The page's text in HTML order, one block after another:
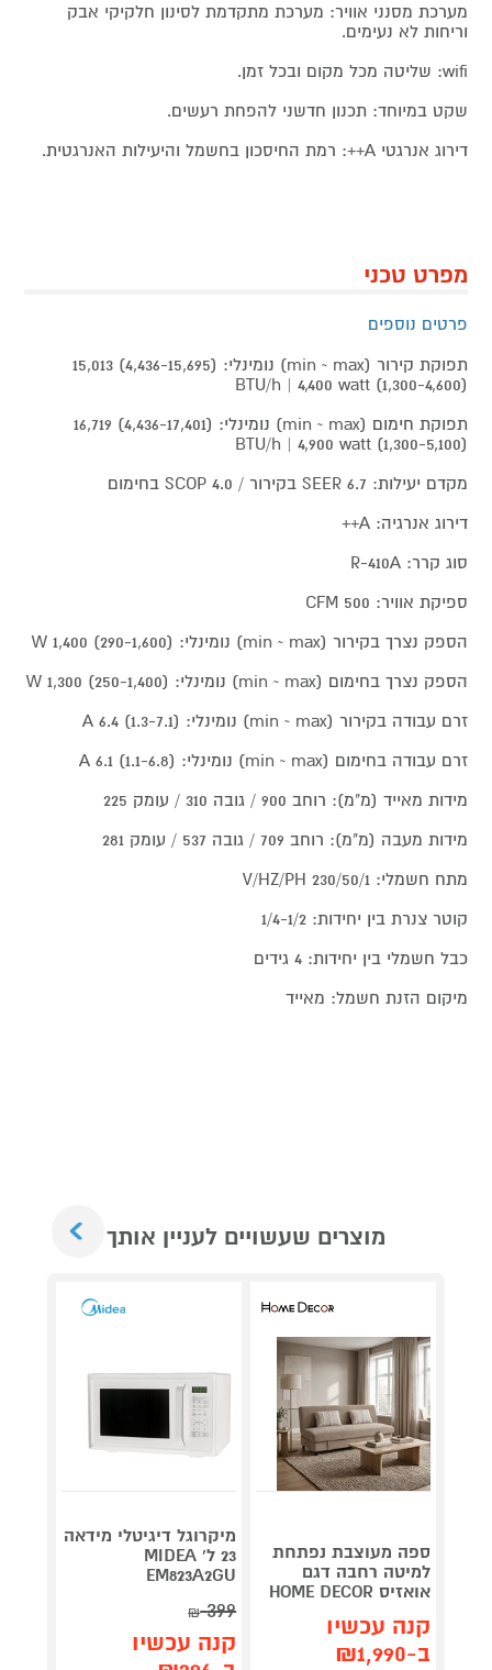
מערכת מסנני אוויר: מערכת מתקדמת לסינון חלקיקי אבק
וריחות לא נעימים.
wifi: שליטה מכל מקום ובכל זמן.
שקט במיוחד: תכנון חדשני להפחת רעשים.
דירוג אנרגטי A++: רמת החיסכון בחשמל והיעילות האנרגטית.
מפרט טכני
פרטים נוספים
תפוקת קירור (min ~ max) נומינלי: (4,436-15,695) 15,013
BTU/h | 4,400 watt (1,300-4,600)
תפוקת חימום (min ~ max) נומינלי: (4,436-17,401) 16,719
BTU/h | 4,900 watt (1,300-5,100)
מקדם יעילות: 6.7 SEER בקירור / 4.0 SCOP בחימום
דירוג אנרגיה: A++
סוג קרר: R-410A
ספיקת אוויר: 500 CFM
הספק נצרך בקירור (min ~ max) נומינלי: (290-1,600) 1,400 W
הספק נצרך בחימום (min ~ max) נומינלי: (250-1,400) 1,300 W
זרם עבודה בקירור (min ~ max) נומינלי: (1.3-7.1) 6.4 A
זרם עבודה בחימום (min ~ max) נומינלי: (1.1-6.8) 6.1 A
מידות מאייד (מ"מ): רוחב 900 / גובה 310 / עומק 225
מידות מעבה (מ"מ): רוחב 709 / גובה 537 / עומק 281
מתח חשמלי: 230/50/1 V/HZ/PH
קוטר צנרת בין יחידות: 1/4-1/2
כבל חשמלי בין יחידות: 4 גידים
מיקום הזנת חשמל: מאייד
מוצרים שעשויים לעניין אותך
ספה מעוצבת נפתחת
למיטה רחבה דגם
אואזיס HOME DECOR
קנה עכשיו
ב-₪1,990
מיקרוגל דיגיטלי מידאה
23 ל' MIDEA
EM823A2GU
399
₪
קנה עכשיו